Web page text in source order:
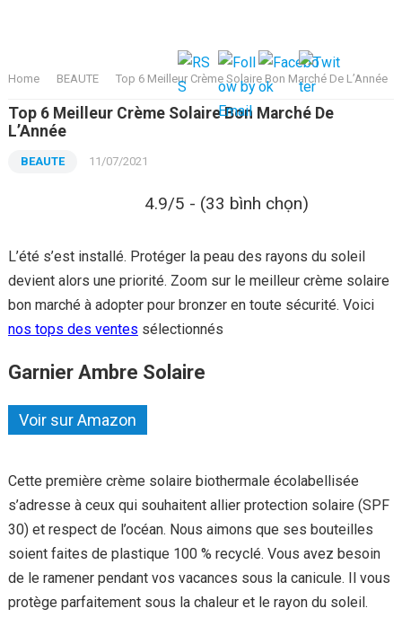
Home BEAUTE Top 6 Meilleur Crème Solaire Bon Marché De L’Année
Top 6 Meilleur Crème Solaire Bon Marché De
L’Année
BEAUTE 11/07/2021
4.9/5 - (33 bình chọn)
L’été s’est installé. Protéger la peau des rayons du soleil
devient alors une priorité. Zoom sur le meilleur crème solaire
bon marché à adopter pour bronzer en toute sécurité. Voici
nos tops des ventes sélectionnés
Garnier Ambre Solaire
Voir sur Amazon
Cette première crème solaire biothermale écolabellisée
s’adresse à ceux qui souhaitent allier protection solaire (SPF
30) et respect de l’océan. Nous aimons que ses bouteilles
soient faites de plastique 100 % recyclé. Vous avez besoin
de le ramener pendant vos vacances sous la canicule. Il vous
protège parfaitement sous la chaleur et le rayon du soleil.